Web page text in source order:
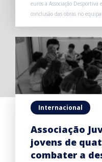
euros à Associação
conclusão das obras no
Internacional
Associação
jovens de
combater a